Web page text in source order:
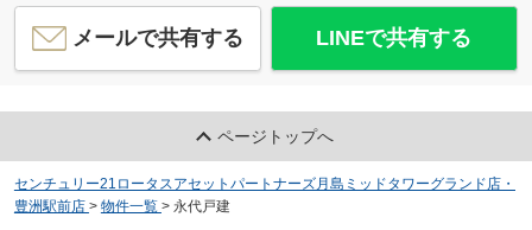
メールで共有する LINEで共有する
ページトップへ
センチュリー21ロータスアセットパートナーズ月島ミッドタワーグランド店・
豊洲駅前店 > 物件一覧 > 永代戸建